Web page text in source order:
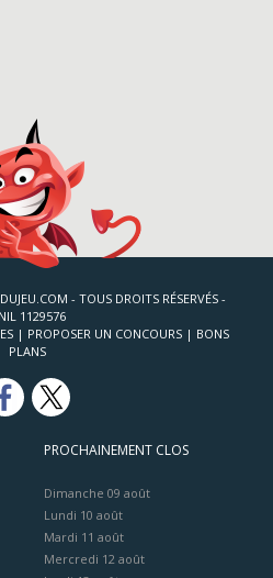
- TOUS DROITS RÉSERVÉS -
1129576
| PROPOSER UN CONCOURS | BONS
PLANS
PROCHAINEMENT CLOS
Dimanche 09 août
Lundi 10 août
Mardi 11 août
Mercredi 12 août